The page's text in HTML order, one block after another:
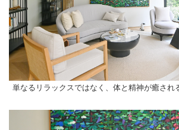
単なるリラックスではなく、体と精神が癒され